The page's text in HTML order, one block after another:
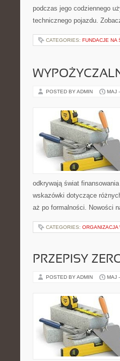
podczas jego codziennego
technicznego pojazdu.
CATEGORIES: FUNDACJE NA
POSTED BY ADMIN MAJ
odkrywają świat
wskazówki dotyczące
aż po formalności. Nowości
CATEGORIES: ORGANIZACJA
PRZEPISY
POSTED BY ADMIN MAJ